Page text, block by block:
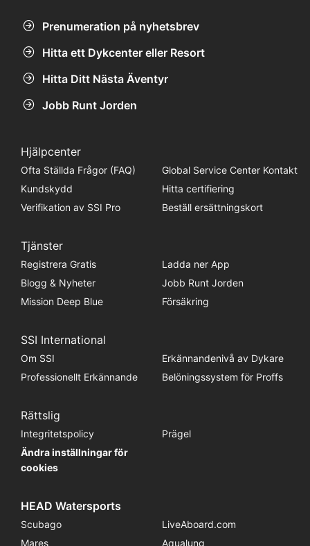
Prenumeration på nyhetsbrev
Hitta ett Dykcenter eller Resort
Hitta Ditt Nästa Äventyr
Jobb Runt Jorden
Hjälpcenter
Ofta Ställda Frågor (FAQ)
Global Service Center Kontakt
Kundskydd
Hitta certifiering
Verifikation av SSI Pro
Beställ ersättningskort
Tjänster
Registrera Gratis
Ladda ner App
Blogg & Nyheter
Jobb Runt Jorden
Mission Deep Blue
Försäkring
SSI International
Om SSI
Erkännandenivå av Dykare
Professionellt Erkännande
Belöningssystem för Proffs
Rättslig
Integritetspolicy
Prägel
Ändra inställningar för
cookies
HEAD Watersports
Scubago
LiveAboard.com
Mares
Aqualung